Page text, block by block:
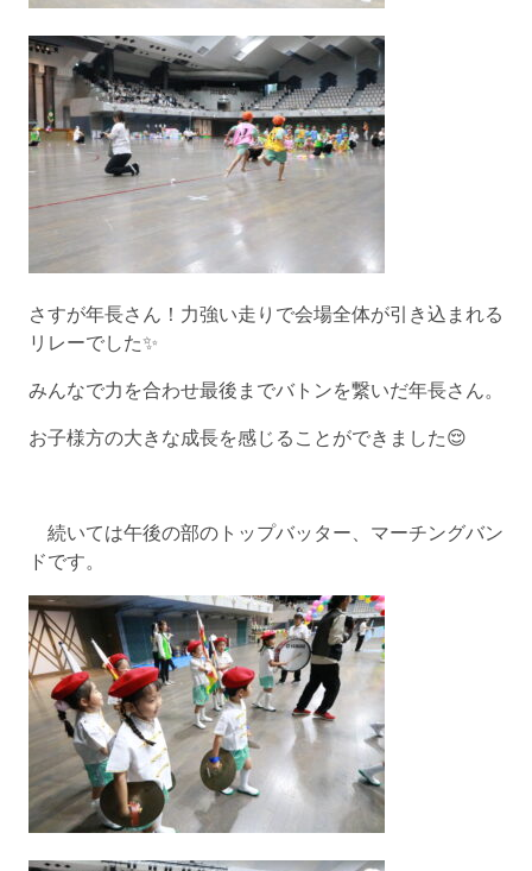
さすが年長さん！力強い走りで会場全体が引き込まれる
リレーでした✨
みんなで力を合わせ最後までバトンを繋いだ年長さん。
お子様方の大きな成長を感じることができました😌
続いては午後の部のトップバッター、マーチングバン
ドです。